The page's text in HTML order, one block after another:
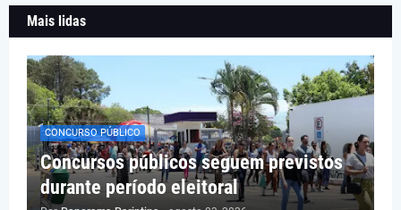
Mais lidas
CONCURSO PÚBLICO
Concursos públicos seguem previstos
durante período eleitoral